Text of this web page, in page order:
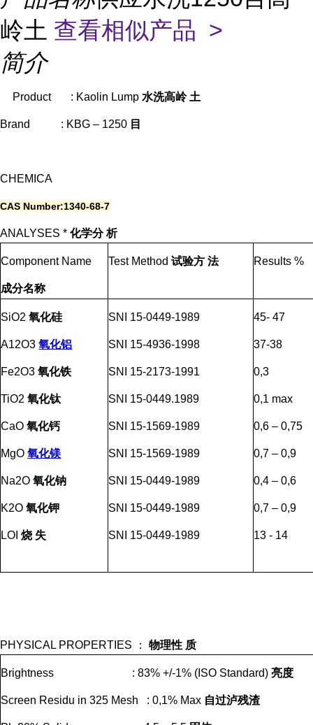
岭土 查看相似产品 >
简介
Product : Kaolin Lump 水洗高岭 土
Brand : KBG – 1250 目
CHEMICA
CAS Number:1340-68-7
ANALYSES * 化学分析
Component Name
成分名称
Test Method 试验方 法 Results %
SiO2氧化硅
A12O3氧化铝
Fe2O3氧化铁
TiO2氧化钛
CaO氧化钙
MgO氧化镁
Na2O氧化钠
K2O氧化钾
LOI烧 失
SNI 15-0449-1989
SNI 15-4936-1998
SNI 15-2173-1991
SNI 15-0449.1989
SNI 15-1569-1989
SNI 15-1569-1989
SNI 15-0449-1989
SNI 15-0449-1989
SNI 15-0449-1989
45- 47
37-38
0,3
0,1 max
0,6 – 0,75
0,7 – 0,9
0,4 – 0,6
0,7 – 0,9
13 - 14
PHYSICAL PROPERTIES ： 物理性 质
Brightness : 83% +/-1% (ISO Standard)亮度
Screen Residu in 325 Mesh : 0,1% Max 自过泸残渣